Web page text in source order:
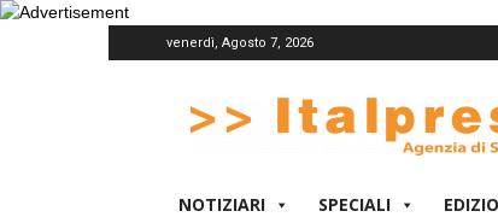
venerdì, Agosto 7, 2026
NOTIZIARI SPECIALI